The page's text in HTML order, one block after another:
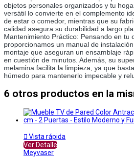
objetos personales organizados y tu
versátil lo convierte en el complemento
de estar o comedor, mientras que su
calidad asegura su durabilidad a largo
Mantenimiento Práctico: Pensando en tu
proporcionamos un manual de
montaje que aseguran un ensamblaje
en cuestión de minutos. Además, su
melamina facilita la limpieza, ya que
húmedo para mantenerlo impecable y
6 otros productos en la
 Vista rápida
Ver Detalle
Meyvaser